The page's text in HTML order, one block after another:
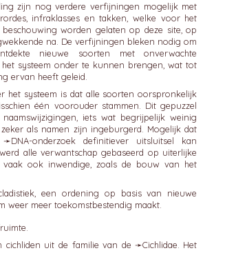
zijn nog verdere verfijningen mogelijk met
infraklasses en takken, welke voor het
worden gelaten op deze site, op
na. De verfijningen bleken nodig om
nieuwe soorten met onverwachte
systeem onder te kunnen brengen, wat tot
ervan heeft geleid.
het systeem is dat alle soorten oorspronkelijk
één voorouder stammen. Dit gepuzzel
iets wat begrijpelijk weinig
als namen zijn ingeburgerd. Mogelijk dat
➛DNA-onderzoek definitiever uitsluitsel kan
alle verwantschap gebaseerd op uiterlijke
vaak ook inwendige, zoals de bouw van het
een ordening op basis van nieuwe
weer meer toekomstbestendig maakt.
Klein geslacht van cichliden uit de familie van de ➛Cichlidae . Het